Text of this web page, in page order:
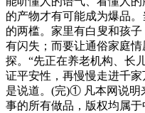
的产物才有可能成为爆品
的两槛。家里有白叟和孩
有闪失；而要让通俗家庭
探。“先正在养老机构、长
证平安性，再慢慢走进千
是说道。(完)① 凡本网说明
事的所有做品，版权均属于